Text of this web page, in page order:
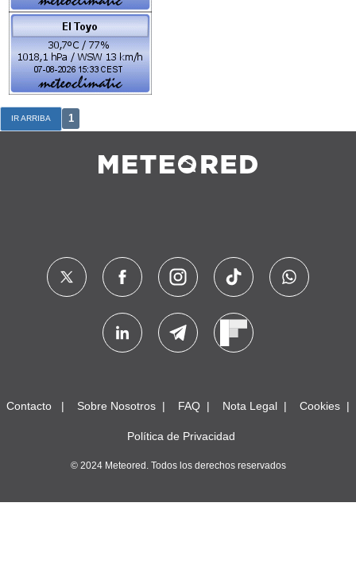
IR ARRIBA 1
Contacto Sobre Nosotros FAQ Nota Legal Cookies
Política de Privacidad
© 2024 Meteored. Todos los derechos reservados